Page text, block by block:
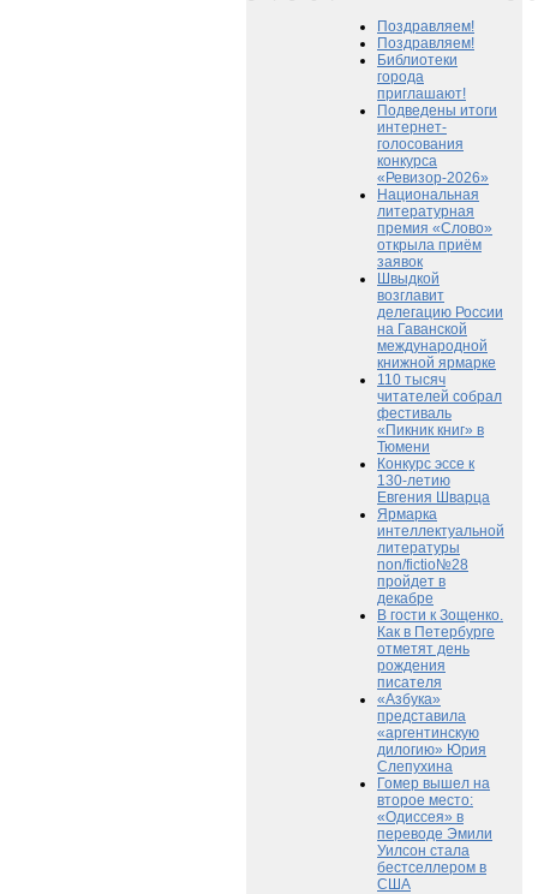
Поздравляем!
Поздравляем!
Библиотеки
города
приглашают!
Подведены итоги
интернет-
голосования
конкурса
«Ревизор-2026»
Национальная
литературная
премия «Слово»
открыла приём
заявок
Швыдкой
возглавит
делегацию России
на Гаванской
международной
книжной ярмарке
110 тысяч
читателей собрал
фестиваль
«Пикник книг» в
Тюмени
Конкурс эссе к
130-летию
Евгения Шварца
Ярмарка
интеллектуальной
литературы
non/fictio№28
пройдет в
декабре
В гости к Зощенко.
Как в Петербурге
отметят день
рождения
писателя
«Азбука»
представила
«аргентинскую
дилогию» Юрия
Слепухина
Гомер вышел на
второе место:
«Одиссея» в
переводе Эмили
Уилсон стала
бестселлером в
США